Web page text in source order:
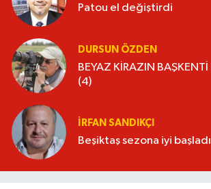
Patou el değiştirdi
DURSUN ÖZDEN
BEYAZ KİRAZIN BAŞKENTİ KONYA-EREĞLİ
(4)
İRFAN SANDIKÇI
Beşiktaş sezona iyi başladı